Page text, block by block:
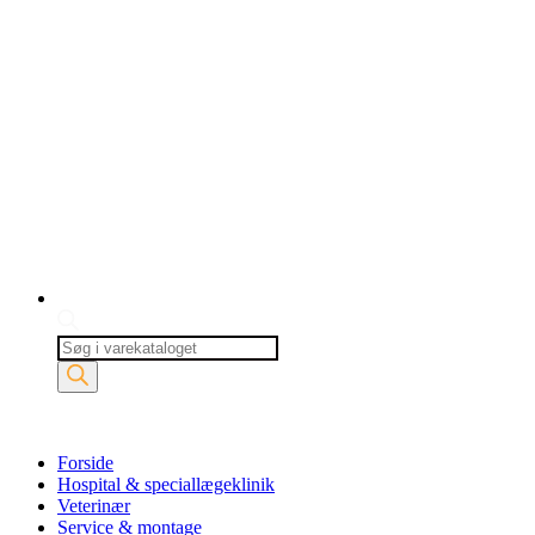
Products
search
Forside
Hospital & speciallægeklinik
Veterinær
Service & montage